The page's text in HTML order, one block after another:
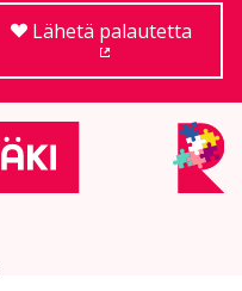
Lähetä palautetta